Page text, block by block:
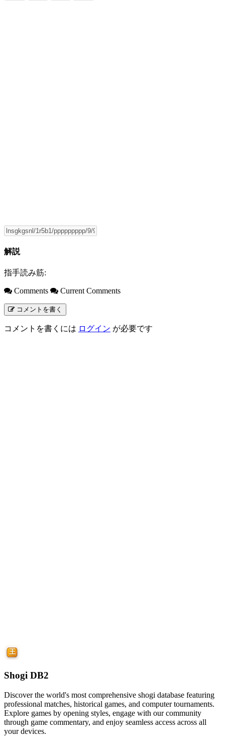
解説
指手読み筋:
Comments Current Comments
コメントを書く
コメントを書くには ログイン が必要です
Shogi DB2
Discover the world's most comprehensive shogi database featuring
professional matches, historical games, and computer tournaments.
Explore games by opening styles, engage with our community
through game commentary, and enjoy seamless access across all
your devices.